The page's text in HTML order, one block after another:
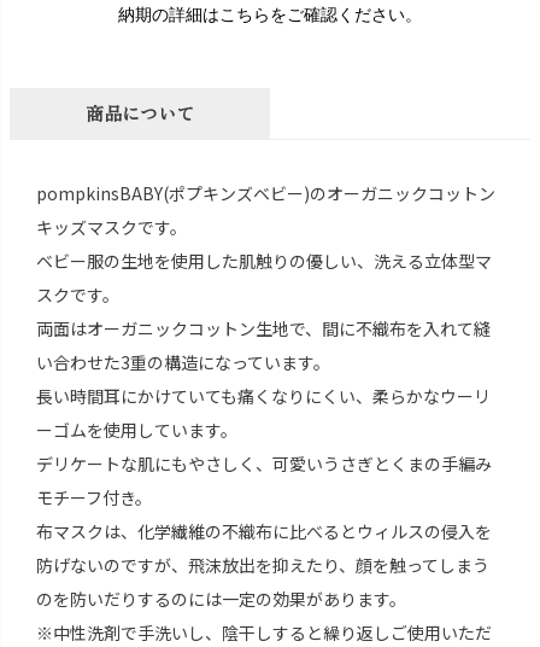
納期の詳細はこちらをご確認ください。
商品について
pompkinsBABY(ポプキンズベビー)のオーガニックコットン
キッズマスクです。
ベビー服の生地を使用した肌触りの優しい、洗える立体型マ
スクです。
両面はオーガニックコットン生地で、間に不織布を入れて縫
い合わせた3重の構造になっています。
長い時間耳にかけていても痛くなりにくい、柔らかなウーリ
ーゴムを使用しています。
デリケートな肌にもやさしく、可愛いうさぎとくまの手編み
モチーフ付き。
布マスクは、化学繊維の不織布に比べるとウィルスの侵入を
防げないのですが、飛沫放出を抑えたり、顔を触ってしまう
のを防いだりするのには一定の効果があります。
※中性洗剤で手洗いし、陰干しすると繰り返しご使用いただ